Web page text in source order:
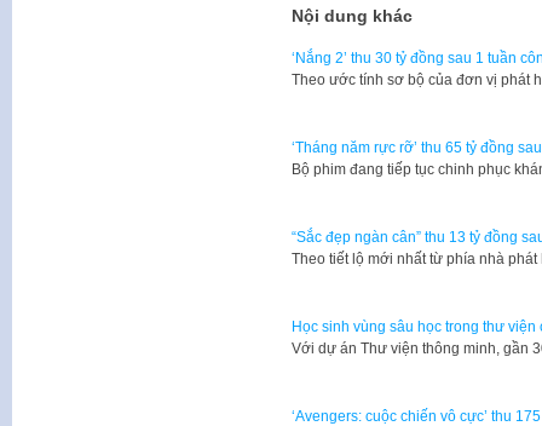
Nội dung khác
‘Nắng 2’ thu 30 tỷ đồng sau 1 tuần
Theo ước tính sơ bộ của đơn vị phát
‘Tháng năm rực rỡ’ thu 65 tỷ đồng
Bộ phim đang tiếp tục chinh phục
“Sắc đẹp ngàn cân” thu 13 tỷ đồng
Theo tiết lộ mới nhất từ phía nhà
Học sinh vùng sâu học trong thư viện
​Với dự án Thư viện thông minh, gần
‘Avengers: cuộc chiến vô cực’ thu